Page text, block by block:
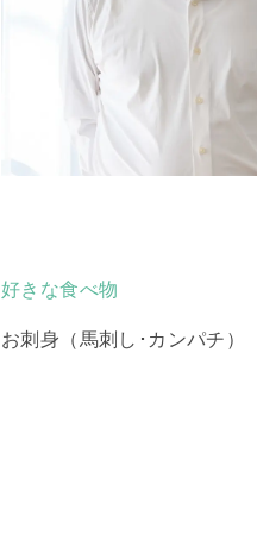
好きな食べ物
お刺身（馬刺し･カンパチ）